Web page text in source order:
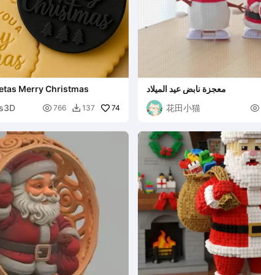
Merry Christmas
 766  137 74
معجزة نابض عيد الميلاد
花田小猫
